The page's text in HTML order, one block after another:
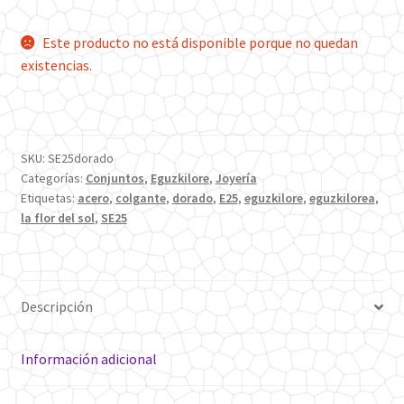
Este producto no está disponible porque no quedan
existencias.
SKU: SE25dorado
Categorías: Conjuntos, Eguzkilore, Joyería
Etiquetas:acero, colgante, dorado, E25, eguzkilore, eguzkilorea,
la flor del sol, SE25
Descripción
Información adicional